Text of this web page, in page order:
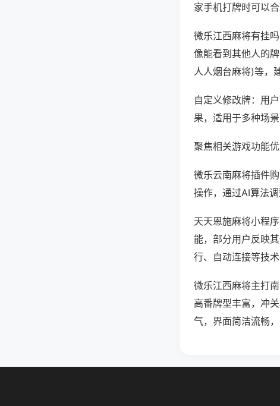
家手机打牌时可以
微乐江西麻将有挂
像能看到其他人的
人人烟台麻将)等，
自定义修改牌：用
果，适用于多种场
聚焦相关游戏功能优
微乐云南麻将插件
操作，通过AI算法
天天恩施麻将小程
能，部分用户反映
行、自动连接等技术
微乐江西麻将主打
高番牌型丰富，冲
气，界面简洁流畅